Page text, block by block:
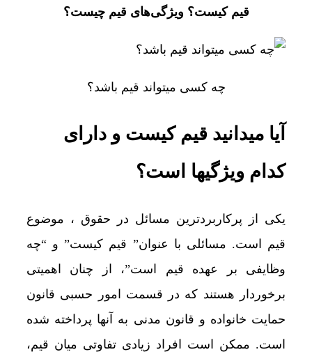
قیم کیست؟ ویژگی‌های قیم چیست؟
چه کسی میتواند قیم باشد؟
آیا میدانید قیم کیست و دارای
کدام ویژگیها است؟
یکی از پرکاربردترین مسائل در حقوق ، موضوع
قیم است. مسائلی با عنوان” قیم کیست” و “چه
وظایفی بر عهده قیم است”، از چنان اهمیتی
برخوردار هستند که در قسمت امور حسبی قانون
حمایت خانواده و قانون مدنی به آنها پرداخته شده
است. ممکن است افراد زیادی تفاوتی میان قیم،